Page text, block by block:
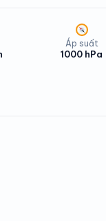
Áp suất
1000 hPa